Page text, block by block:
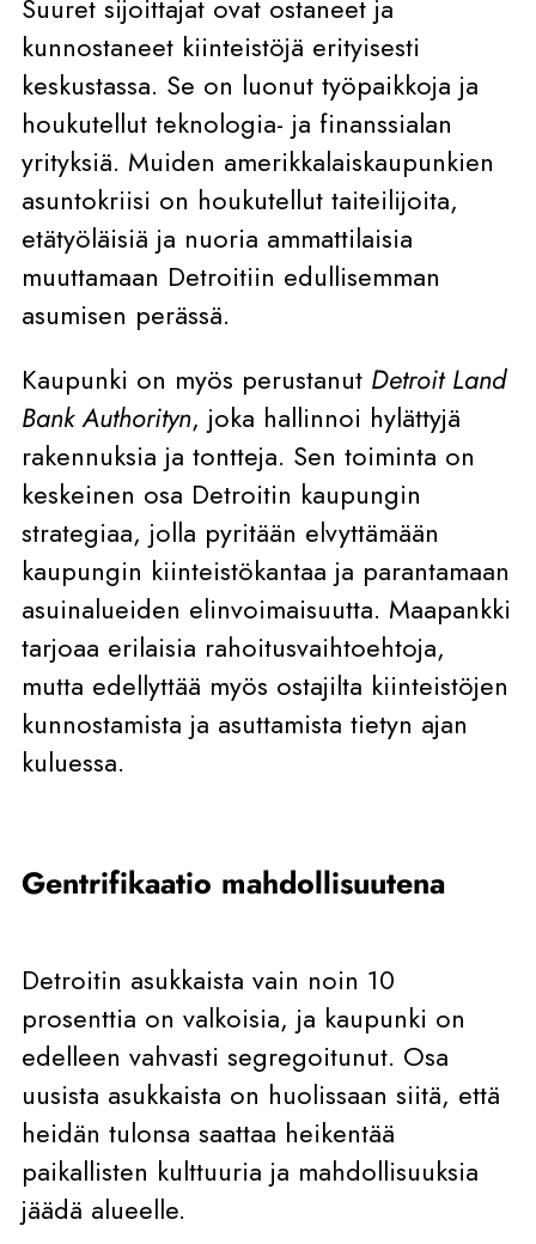
Suuret sijoittajat ovat ostaneet ja
kunnostaneet kiinteistöjä erityisesti
keskustassa. Se on luonut työpaikkoja ja
houkutellut teknologia- ja finanssialan
yrityksiä. Muiden amerikkalaiskaupunkien
asuntokriisi on houkutellut taiteilijoita,
etätyöläisiä ja nuoria ammattilaisia
muuttamaan Detroitiin edullisemman
asumisen perässä.
Kaupunki on myös perustanut Detroit Land
Bank Authorityn, joka hallinnoi hylättyjä
rakennuksia ja tontteja. Sen toiminta on
keskeinen osa Detroitin kaupungin
strategiaa, jolla pyritään elvyttämään
kaupungin kiinteistökantaa ja parantamaan
asuinalueiden elinvoimaisuutta. Maapankki
tarjoaa erilaisia rahoitusvaihtoehtoja,
mutta edellyttää myös ostajilta kiinteistöjen
kunnostamista ja asuttamista tietyn ajan
kuluessa.
Gentrifikaatio mahdollisuutena
Detroitin asukkaista vain noin 10
prosenttia on valkoisia, ja kaupunki on
edelleen vahvasti segregoitunut. Osa
uusista asukkaista on huolissaan siitä, että
heidän tulonsa saattaa heikentää
paikallisten kulttuuria ja mahdollisuuksia
jäädä alueelle.